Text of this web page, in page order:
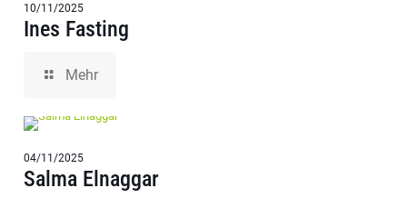
10/11/2025
Ines Fasting
Mehr
04/11/2025
Salma Elnaggar